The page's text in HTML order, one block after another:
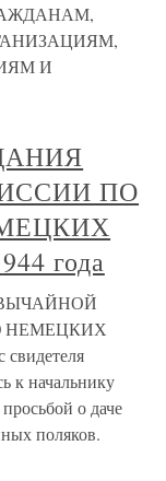
И
ПО
года
НЕМЕЦКИХ
к начальнику
о даче
поляков.